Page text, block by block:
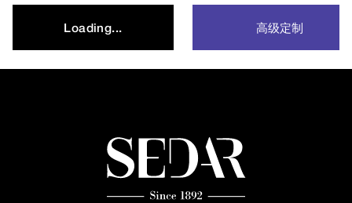
Loading... 高级定制